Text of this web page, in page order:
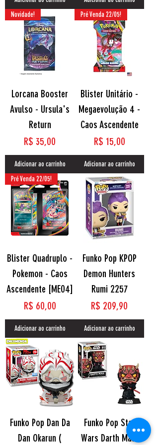
Novidade!
Lorcana Booster
Avulso - Ursula's
Return
Preço
R$ 35,00
Adicionar ao carrinho
Pré Venda 22/05!
Blister Unitário -
Megaevolução 4 -
Caos Ascendente
Preço
R$ 15,00
Adicionar ao carrinho
Pré Venda 22/05!
Blister Quadruplo -
Pokemon - Caos
Ascendente [ME04]
Preço
R$ 60,00
Adicionar ao carrinho
Funko Pop KPOP
Demon Hunters
Rumi 2257
Preço
R$ 209,90
Adicionar ao carrinho
Funko Pop Dan Da
Dan Okarun (
Funko Pop Star
Wars Darth Maul